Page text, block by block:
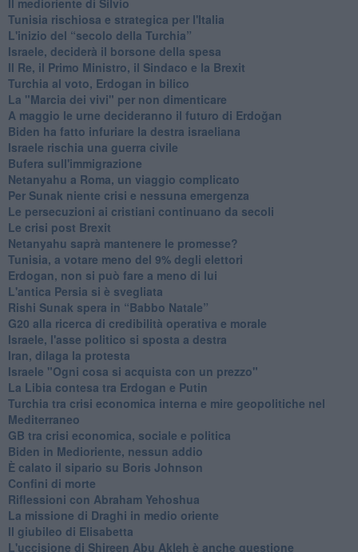
Tunisia rischiosa e strategica per l'Italia
L'inizio del “secolo della Turchia”
Israele, deciderà il borsone della spesa
Il Re, il Primo Ministro, il Sindaco e la Brexit
Turchia al voto, Erdogan in bilico
La "Marcia dei vivi" per non dimenticare
A maggio le urne decideranno il futuro di Erdoğan
Biden ha fatto infuriare la destra israeliana
Israele rischia una guerra civile
Bufera sull'immigrazione
Netanyahu a Roma, un viaggio complicato
Per Sunak niente crisi e nessuna emergenza
Le persecuzioni ai cristiani continuano da secoli
Le crisi post Brexit
Netanyahu saprà mantenere le promesse?
Tunisia, a votare meno del 9% degli elettori
Erdogan, non si può fare a meno di lui
L'antica Persia si è svegliata
Rishi Sunak spera in “Babbo Natale”
G20 alla ricerca di credibilità operativa e morale
Israele, l'asse politico si sposta a destra
Iran, dilaga la protesta
Israele "Ogni cosa si acquista con un prezzo"
La Libia contesa tra Erdogan e Putin
Turchia tra crisi economica interna e mire geopolitiche nel
Mediterraneo
GB tra crisi economica, sociale e politica
Biden in Medioriente, nessun addio
È calato il sipario su Boris Johnson
Confini di morte
Riflessioni con Abraham Yehoshua
La missione di Draghi in medio oriente
Il giubileo di Elisabetta
L'uccisione di Shireen Abu Akleh è anche questione